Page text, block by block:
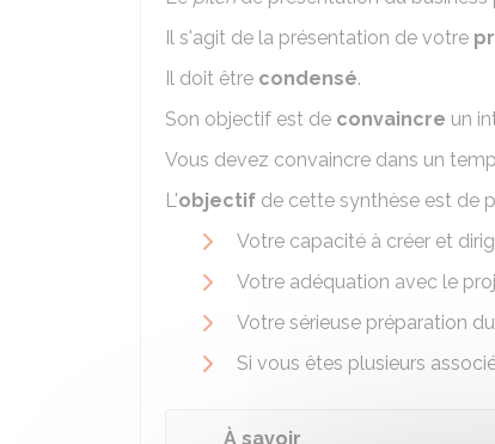
Il s'agit de la présentation de votre
Il doit être condensé.
Son objectif est de convaincre un
Vous devez convaincre dans un
L'objectif de cette synthèse est de
Votre capacité à créer et
Votre adéquation avec le
Votre sérieuse préparation
Si vous êtes plusieurs
À savoir